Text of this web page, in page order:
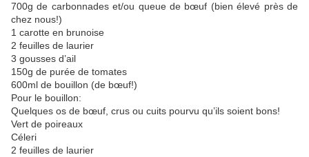
700g de carbonnades et/ou queue de bœuf (bien élevé près de
chez nous!)
1 carotte en brunoise
2 feuilles de laurier
3 gousses d’ail
150g de purée de tomates
600ml de bouillon (de bœuf!)
Pour le bouillon:
Quelques os de bœuf, crus ou cuits pourvu qu’ils soient bons!
Vert de poireaux
Céleri
2 feuilles de laurier